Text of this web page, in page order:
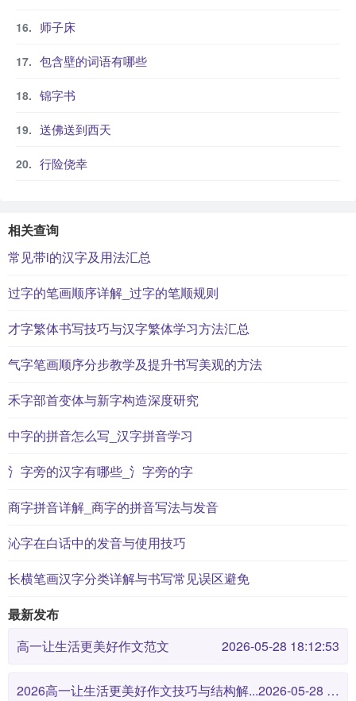
师子床
包含壁的词语有哪些
锦字书
送佛送到西天
行险侥幸
相关查询
常见带i的汉字及用法汇总
过字的笔画顺序详解_过字的笔顺规则
才字繁体书写技巧与汉字繁体学习方法汇总
气字笔画顺序分步教学及提升书写美观的方法
禾字部首变体与新字构造深度研究
中字的拼音怎么写_汉字拼音学习
氵字旁的汉字有哪些_氵字旁的字
商字拼音详解_商字的拼音写法与发音
沁字在白话中的发音与使用技巧
长横笔画汉字分类详解与书写常见误区避免
最新发布
高一让生活更美好作文范文
2026-05-28 18:12:53
2026高一让生活更美好作文技巧与结构解... 2026-05-28 18:12:46